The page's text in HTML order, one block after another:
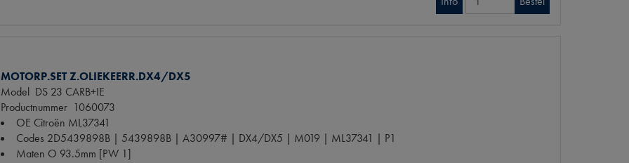
MOTORP.SET Z.OLIEKEERR.DX4/DX5
Model DS 23 CARB+IE
Productnummer 1060073
OE Citroën ML37341
Codes 2D5439898B | 5439898B | A30997# | DX4/DX5 | M019 | ML37341 | P1
Maten O 93.5mm [PW 1]